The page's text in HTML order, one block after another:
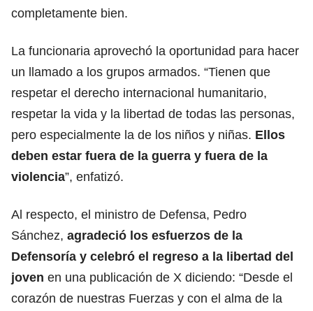
completamente bien.
La funcionaria aprovechó la oportunidad para hacer
un llamado a los grupos armados. “Tienen que
respetar el derecho internacional humanitario,
respetar la vida y la libertad de todas las personas,
pero especialmente la de los niños y niñas. Ellos
deben estar fuera de la guerra y fuera de la
violencia”, enfatizó.
Al respecto, el ministro de Defensa, Pedro
Sánchez, agradeció los esfuerzos de la
Defensoría y celebró el regreso a la libertad del
joven en una publicación de X diciendo: “Desde el
corazón de nuestras Fuerzas y con el alma de la